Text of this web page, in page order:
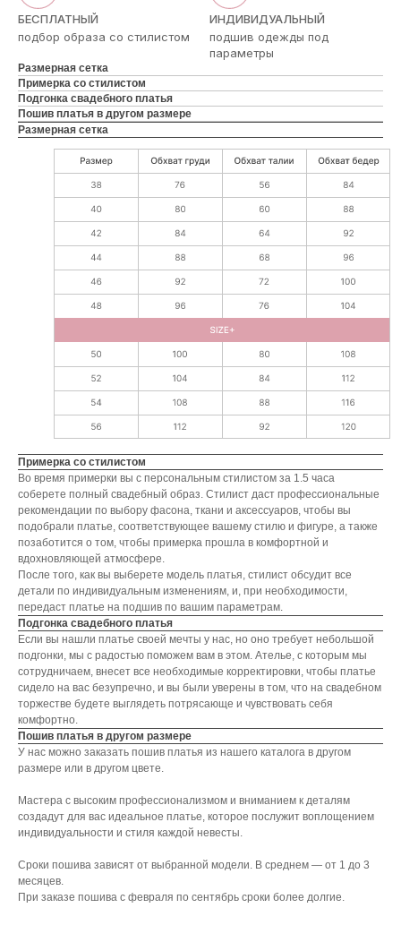
БЕСПЛАТНЫЙ
подбор образа со стилистом
ИНДИВИДУАЛЬНЫЙ
подшив одежды под
параметры
Размерная сетка
Примерка со стилистом
Подгонка свадебного платья
Пошив платья в другом размере
Размерная сетка
Примерка со стилистом
Во время примерки вы с персональным стилистом за 1.5 часа
соберете полный свадебный образ. Стилист даст профессиональные
рекомендации по выбору фасона, ткани и аксессуаров, чтобы вы
подобрали платье, соответствующее вашему стилю и фигуре, а также
позаботится о том, чтобы примерка прошла в комфортной и
вдохновляющей атмосфере.
После того, как вы выберете модель платья, стилист обсудит все
детали по индивидуальным изменениям, и, при необходимости,
передаст платье на подшив по вашим параметрам.
Подгонка свадебного платья
Если вы нашли платье своей мечты у нас, но оно требует небольшой
подгонки, мы с радостью поможем вам в этом. Ателье, с которым мы
сотрудничаем, внесет все необходимые корректировки, чтобы платье
сидело на вас безупречно, и вы были уверены в том, что на свадебном
торжестве будете выглядеть потрясающе и чувствовать себя
комфортно.
Пошив платья в другом размере
У нас можно заказать пошив платья из нашего каталога в другом
размере или в другом цвете.
Мастера с высоким профессионализмом и вниманием к деталям
создадут для вас идеальное платье, которое послужит воплощением
индивидуальности и стиля каждой невесты.
Сроки пошива зависят от выбранной модели. В среднем ― от 1 до 3
месяцев.
При заказе пошива с февраля по сентябрь сроки более долгие.